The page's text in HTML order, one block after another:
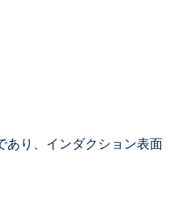
あり、インダクション表面